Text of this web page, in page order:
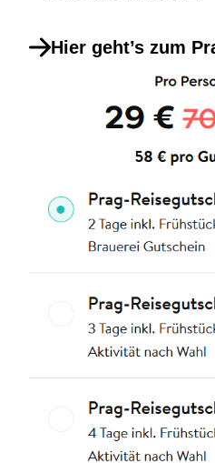
Hier geht’s zum